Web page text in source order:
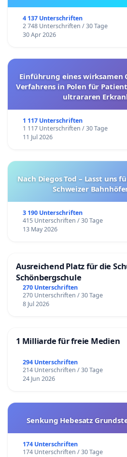
4 137 Unterschriften
2 748 Unterschriften / 30 Tage
30 Apr 2026
Einführung eines wirksamen
Verfahrens in Polen für
ultrararen
1 117 Unterschriften
1 117 Unterschriften / 30 Tage
11 Jul 2026
Nach Diegos Tod – Lasst uns
Schweizer
3 190 Unterschriften
415 Unterschriften / 30 Tage
13 May 2026
Ausreichend Platz für die
Schönbergschule
270 Unterschriften
270 Unterschriften / 30 Tage
8 Jul 2026
1 Milliarde für freie Medien
294 Unterschriften
214 Unterschriften / 30 Tage
24 Jun 2026
Senkung Hebesatz
174 Unterschriften
174 Unterschriften / 30 Tage